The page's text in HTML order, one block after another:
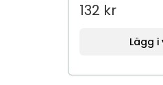
132 kr
Lägg